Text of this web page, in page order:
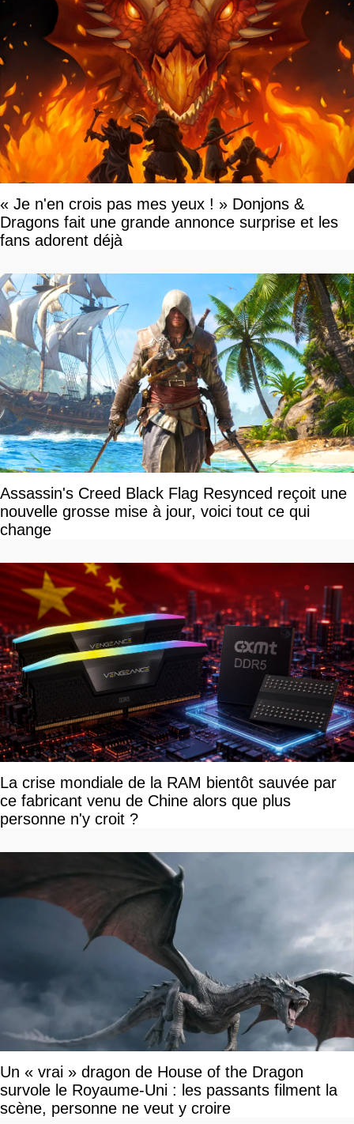
« Je n'en crois pas mes yeux ! » Donjons &
Dragons fait une grande annonce surprise et les
fans adorent déjà
Assassin's Creed Black Flag Resynced reçoit une
nouvelle grosse mise à jour, voici tout ce qui
change
La crise mondiale de la RAM bientôt sauvée par
ce fabricant venu de Chine alors que plus
personne n'y croit ?
Un « vrai » dragon de House of the Dragon
survole le Royaume-Uni : les passants filment la
scène, personne ne veut y croire